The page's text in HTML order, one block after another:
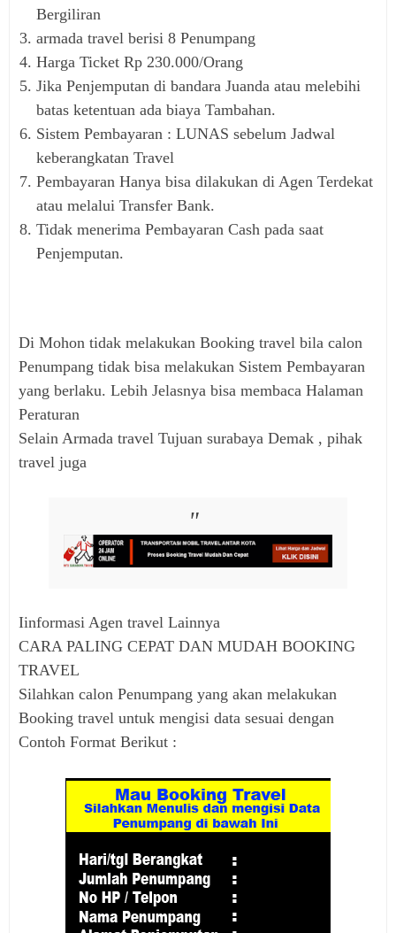
Bergiliran
armada travel berisi 8 Penumpang
Harga Ticket Rp 230.000/Orang
Jika Penjemputan di bandara Juanda atau melebihi
batas ketentuan ada biaya Tambahan.
Sistem Pembayaran : LUNAS sebelum Jadwal
keberangkatan Travel
Pembayaran Hanya bisa dilakukan di Agen Terdekat
atau melalui Transfer Bank.
Tidak menerima Pembayaran Cash pada saat
Penjemputan.
Di Mohon tidak melakukan Booking travel bila calon
Penumpang tidak bisa melakukan Sistem Pembayaran
yang berlaku. Lebih Jelasnya bisa membaca Halaman
Peraturan
Selain Armada travel Tujuan surabaya Demak , pihak
travel juga
Iinformasi Agen travel Lainnya
CARA PALING CEPAT DAN MUDAH BOOKING
TRAVEL
Silahkan calon Penumpang yang akan melakukan
Booking travel untuk mengisi data sesuai dengan
Contoh Format Berikut :